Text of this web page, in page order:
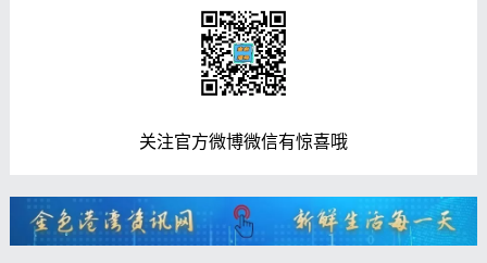
关注官方微博微信有惊喜哦